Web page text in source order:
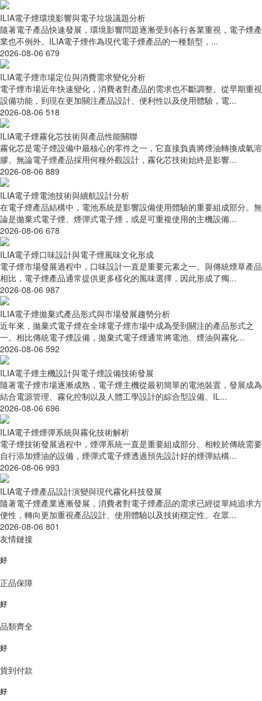
ILIA電子煙環境影響與電子垃圾議題分析
隨著電子產品快速發展，環境影響問題逐漸受到各行各業重視，電子煙產
業也不例外。ILIA電子煙作為現代電子煙產品的一種類型，...
2026-08-06 679
ILIA電子煙市場定位與消費需求變化分析
電子煙市場近年快速變化，消費者對產品的需求也不斷調整。從早期重視
設備功能，到現在更加關注產品設計、便利性以及使用體驗，電...
2026-08-06 518
ILIA電子煙霧化芯技術與產品性能關聯
霧化芯是電子煙設備中最核心的零件之一，它直接負責將煙油轉換成氣溶
膠。無論電子煙產品採用何種外觀設計，霧化芯技術始終是影響...
2026-08-06 889
ILIA電子煙電池技術與續航設計分析
在電子煙產品結構中，電池系統是影響設備使用體驗的重要組成部分。無
論是拋棄式電子煙、煙彈式電子煙，或是可重複使用的主機設備...
2026-08-06 678
ILIA電子煙口味設計與電子煙風味文化形成
電子煙市場發展過程中，口味設計一直是重要元素之一。與傳統煙草產品
相比，電子煙產品通常提供更多樣化的風味選擇，因此形成了獨...
2026-08-06 987
ILIA電子煙拋棄式產品形式與市場發展趨勢分析
近年來，拋棄式電子煙在全球電子煙市場中成為受到關注的產品形式之
一。相比傳統電子煙設備，拋棄式電子煙通常將電池、煙油與霧化...
2026-08-06 592
ILIA電子煙主機設計與電子煙設備技術發展
隨著電子煙市場逐漸成熟，電子煙主機從最初簡單的電池裝置，發展成為
結合電源管理、霧化控制以及人體工學設計的綜合型設備。IL...
2026-08-06 696
ILIA電子煙煙彈系統與霧化技術解析
電子煙技術發展過程中，煙彈系統一直是重要組成部分。相較於傳統需要
自行添加煙油的設備，煙彈式電子煙透過預先設計好的煙彈結構...
2026-08-06 993
ILIA電子煙產品設計演變與現代霧化科技發展
隨著電子煙產業逐漸發展，消費者對電子煙產品的需求已經從單純追求方
便性，轉向更加重視產品設計、使用體驗以及技術穩定性。在眾...
2026-08-06 801
友情鏈接
好
正品保障
好
品類齊全
好
貨到付款
好